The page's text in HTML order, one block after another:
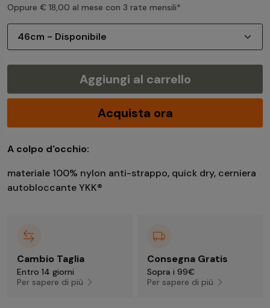
Oppure € 18,00 al mese con 3 rate mensili*
Aggiungi al carrello
Acquista ora
A colpo d'occhio:
materiale 100% nylon anti-strappo, quick dry, cerniera
autobloccante YKK®
Cambio Taglia
Entro 14 giorni
Per sapere di più
Consegna Gratis
Sopra i 99€
Per sapere di più